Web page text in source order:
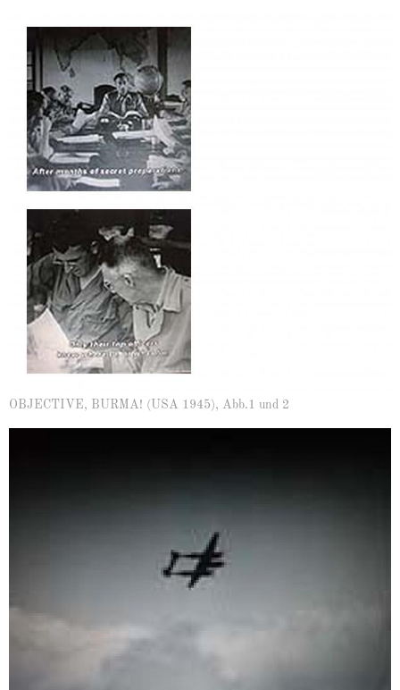
OBJECTIVE, BURMA! (USA 1945), Abb.1 und 2